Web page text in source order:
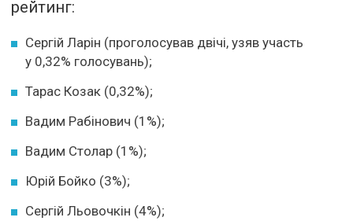
рейтинг:
Сергій Ларін (проголосував двічі, узяв участь
у 0,32% голосувань);
Тарас Козак (0,32%);
Вадим Рабінович (1%);
Вадим Столар (1%);
Юрій Бойко (3%);
Сергій Льовочкін (4%);